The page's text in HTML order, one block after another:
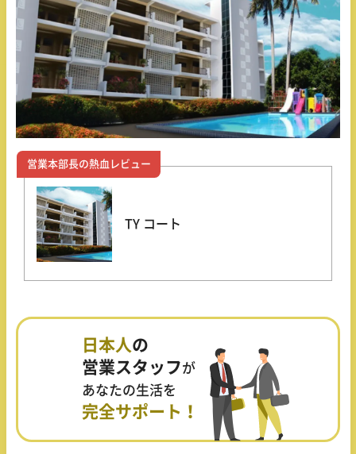
営業本部長の熱血レビュー
TY コート
日本人 の
営業スタッフが
あなたの生活を
完全サポート！